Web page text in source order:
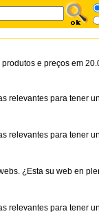
e preços em
relevantes para tener
relevantes para tener
¿Esta su web en
relevantes para tener